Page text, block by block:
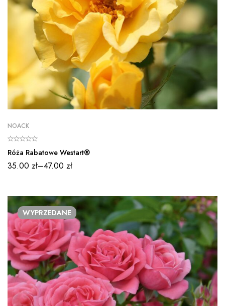
NOACK
Róża Rabatowe Westart®
35.00 zł–47.00 zł
WYPRZEDANE